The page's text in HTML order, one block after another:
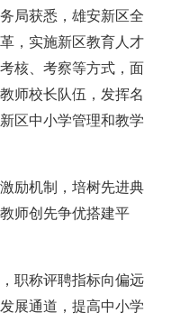
获悉，雄安新区全
，实施新区教育人才
核、考察等方式，面
师校长队伍，发挥名
区中小学管理和教学
励机制，培树先进典
师创先争优搭建平
职称评聘指标向偏远
展通道，提高中小学